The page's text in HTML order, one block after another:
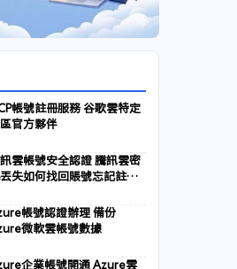
帳號註冊服務 谷歌雲特定
官方夥伴
雲帳號安全認證 騰訊雲密
失如何找回賬號忘記註冊
帳號認證辦理 備份
微軟雲帳號數據
企業帳號開通 Azure雲